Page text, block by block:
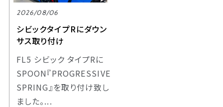
2026/08/06
シビックタイプRにダウン
サス取り付け
FL5 シビック タイプRに
SPOON『PROGRESSIVE
SPRING』を取り付け致し
ました。...